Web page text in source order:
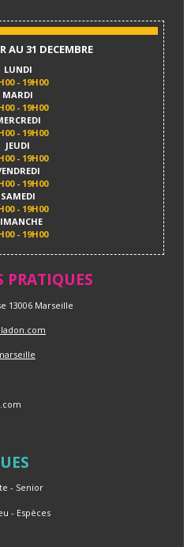
AU 31 DECEMBRE
LUNDI
- 19H00
MARDI
- 19H00
- 19H00
JEUDI
- 19H00
- 19H00
SAMEDI
- 19H00
- 19H00
13006 Marseille
Senior
Espèces